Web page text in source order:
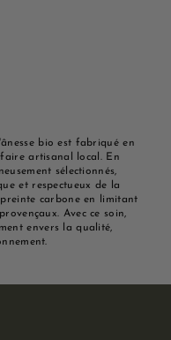
bio est fabriqué en
artisanal local. En
sélectionnés,
et respectueux de la
carbone en limitant
Avec ce soin,
envers la qualité,